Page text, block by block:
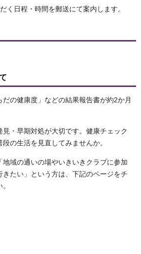
く日程・時間を郵送にて案内します。
だの健康度」などの結果報告書が約2か月
・早期対処が大切です。健康チェック
の生活を見直してみませんか。
域の通いの場やいきいきクラブに参加
きたい」という方は、下記のページをチ